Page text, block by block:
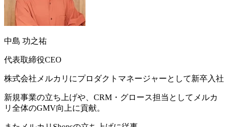
中島 功之祐
代表取締役CEO
株式会社メルカリにプロダクトマネージャーとして新卒入社
新規事業の立ち上げや、CRM・グロース担当としてメルカ
リ全体のGMV向上に貢献。